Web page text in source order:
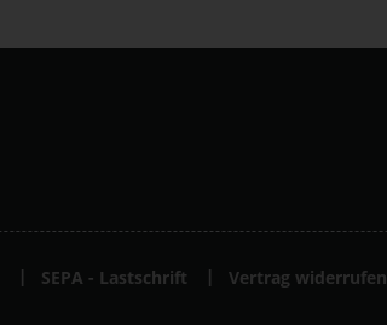
SEPA - Lastschrift Vertrag widerrufen